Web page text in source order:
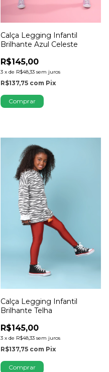
Calça Legging Infantil
Brilhante Azul Celeste
R$145,00
3 x de R$48,33 sem juros
R$137,75 com Pix
Comprar
Calça Legging Infantil
Brilhante Telha
R$145,00
3 x de R$48,33 sem juros
R$137,75 com Pix
Comprar